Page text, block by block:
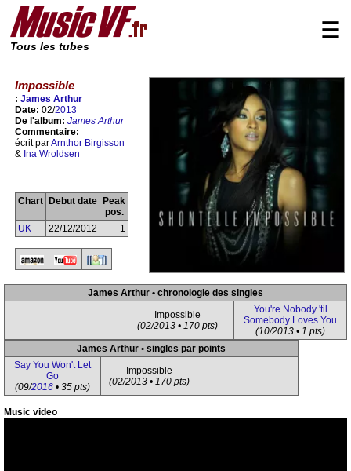
Tous les tubes
☰
Impossible
: James Arthur
Date: 02/2013
De l'album: James Arthur
Commentaire:
écrit parArnthor Birgisson
& Ina Wroldsen
Chart Debut date
Peak
pos.
UK
22/12/2012 1
James Arthur • chronologie des singles
Impossible
(02/2013 • 170 pts)
You're Nobody 'til
Somebody Loves You
(10/2013 • 1 pts)
James Arthur • singles par points
Say You Won't Let
Go
(09/2016 • 35 pts)
Impossible
(02/2013 • 170 pts)
Music video